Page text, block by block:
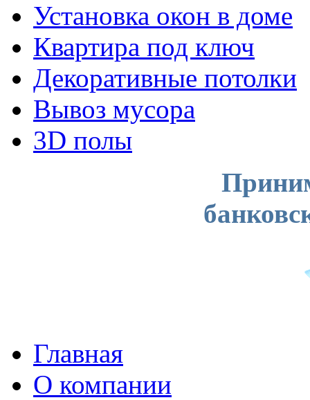
Установка окон в доме
Квартира под ключ
Декоративные потолки
Вывоз мусора
3D полы
Главная
О компании